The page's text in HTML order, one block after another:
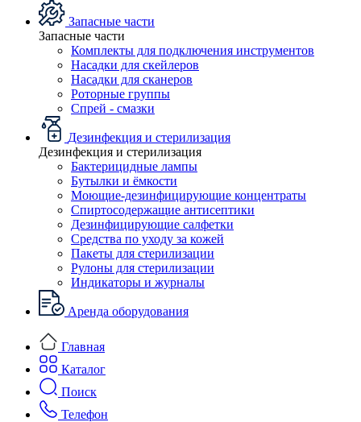
Запасные части
Запасные части
Комплекты для подключения инструментов
Насадки для скейлеров
Насадки для сканеров
Роторные группы
Спрей - смазки
Дезинфекция и стерилизация
Дезинфекция и стерилизация
Бактерицидные лампы
Бутылки и ёмкости
Моющие-дезинфицирующие концентраты
Спиртосодержащие антисептики
Дезинфицирующие салфетки
Средства по уходу за кожей
Пакеты для стерилизации
Рулоны для стерилизации
Индикаторы и журналы
Аренда оборудования
Главная
Каталог
Поиск
Телефон